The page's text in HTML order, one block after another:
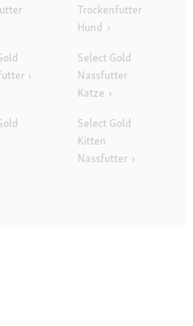
Trockenfutter
Hund
Select Gold
Nassfutter
Katze
Select Gold
Kitten
Nassfutter